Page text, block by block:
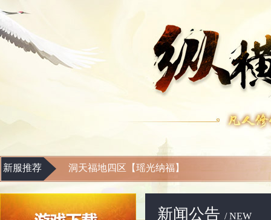
新服推荐 洞天福地四区【瑶光纳福】
新闻公告 / NEW